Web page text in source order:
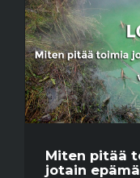
Miten pitää
jotain